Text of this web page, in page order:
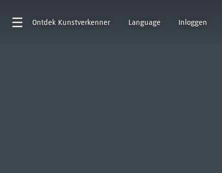
Ontdek Kunstverkenner Language Inloggen